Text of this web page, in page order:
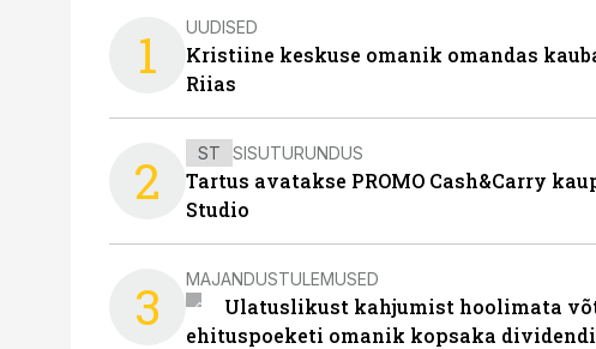
1 UUDISED
Kristiine keskuse omanik omandas
Riias
2 ST SISUTURUNDUS
Tartus avatakse PROMO Cash&Carry
Studio
3 MAJANDUSTULEMUSED
Ulatuslikust kahjumist hoolimata
ehituspoeketi omanik kopsaka dividendi